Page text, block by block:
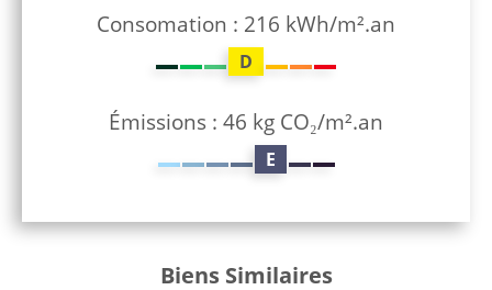
Consomation : 216 kWh/m².an
D
Émissions : 46 kg CO₂/m².an
E
Biens Similaires